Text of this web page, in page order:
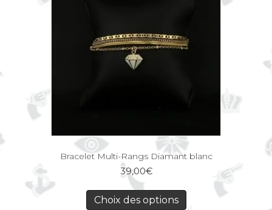
Bracelet Multi-Rangs Diamant blanc
39,00€
Choix des options